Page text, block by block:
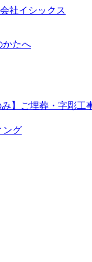
かたへ
み】ご埋葬・字彫工
ング